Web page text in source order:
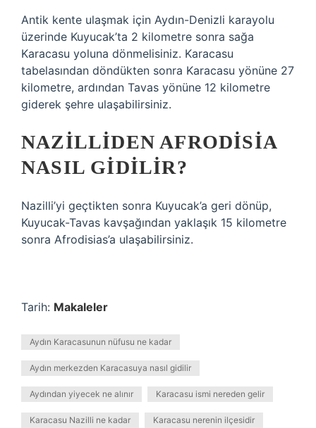
Antik kente ulaşmak için Aydın-Denizli karayolu
üzerinde Kuyucak’ta 2 kilometre sonra sağa
Karacasu yoluna dönmelisiniz. Karacasu
tabelasından döndükten sonra Karacasu yönüne 27
kilometre, ardından Tavas yönüne 12 kilometre
giderek şehre ulaşabilirsiniz.
NAZILLIDEN AFRODISIA
NASIL GIDILIR?
Nazilli’yi geçtikten sonra Kuyucak’a geri dönüp,
Kuyucak-Tavas kavşağından yaklaşık 15 kilometre
sonra Afrodisias’a ulaşabilirsiniz.
Tarih: Makaleler
Aydın Karacasunun nüfusu ne kadar
Aydın merkezden Karacasuya nasıl gidilir
Aydından yiyecek ne alınır Karacasu ismi nereden gelir
Karacasu Nazilli ne kadar Karacasu nerenin ilçesidir